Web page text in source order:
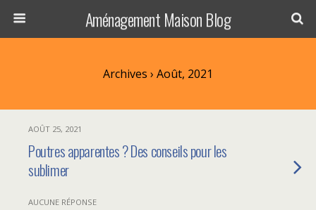
Aménagement Maison Blog
Archives › Août, 2021
AOÛT 25, 2021
Poutres apparentes ? Des conseils pour les
sublimer
AUCUNE RÉPONSE